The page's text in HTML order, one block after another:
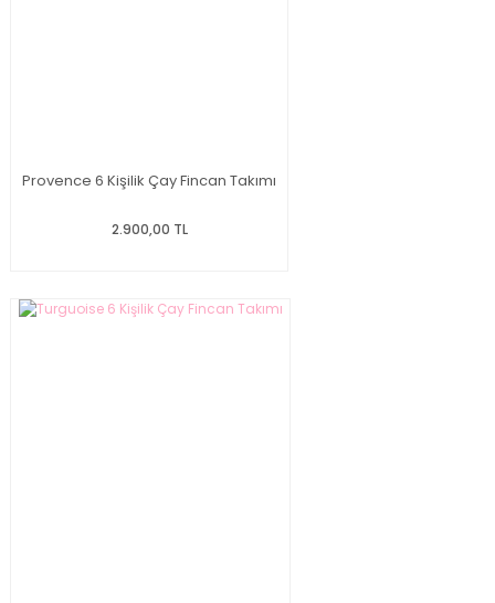
Provence 6 Kişilik Çay Fincan Takımı
2.900,00 TL